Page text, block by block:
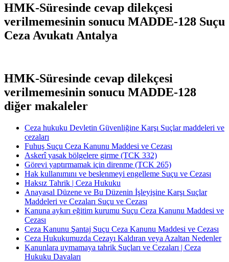
HMK-Süresinde cevap dilekçesi
verilmemesinin sonucu MADDE-128 Suçu
Ceza Avukatı Antalya
HMK-Süresinde cevap dilekçesi
verilmemesinin sonucu MADDE-128
diğer makaleler
Ceza hukuku Devletin Güvenliğine Karşı Suçlar maddeleri ve
cezaları
Fuhuş Suçu Ceza Kanunu Maddesi ve Cezası
Askerî yasak bölgelere girme (TCK 332)
Görevi yaptırmamak için direnme (TCK 265)
Hak kullanımını ve beslenmeyi engelleme Suçu ve Cezası
Haksız Tahrik | Ceza Hukuku
Anayasal Düzene ve Bu Düzenin İşleyişine Karşı Suçlar
Maddeleri ve Cezaları Suçu ve Cezası
Kanuna aykırı eğitim kurumu Suçu Ceza Kanunu Maddesi ve
Cezası
Ceza Kanunu Şantaj Suçu Ceza Kanunu Maddesi ve Cezası
Ceza Hukukumuzda Cezayı Kaldıran veya Azaltan Nedenler
Kanunlara uymamaya tahrik Suçları ve Cezaları | Ceza
Hukuku Davaları